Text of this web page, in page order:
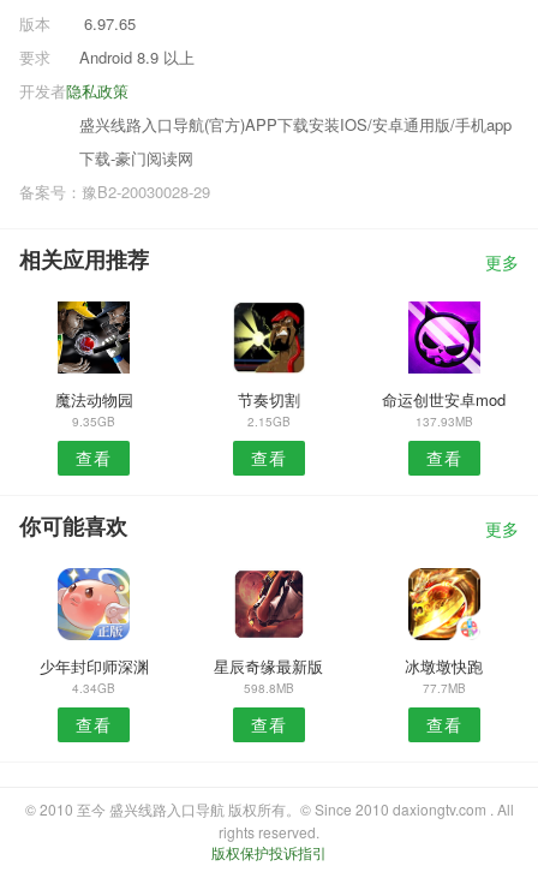
版本
6.97.65
要求
Android 8.9 以上
隐私政策
开发者
盛兴线路入口导航(官方)APP下载安装IOS/安卓通用版/手机app
下载-豪门阅读网
备案号：豫B2-20030028-29
相关应用推荐 更多
魔法动物园
9.35GB
查看
节奏切割
2.15GB
查看
命运创世安卓mod
137.93MB
查看
你可能喜欢 更多
少年封印师深渊
4.34GB
查看
星辰奇缘最新版
598.8MB
查看
冰墩墩快跑
77.7MB
查看
© 2010 至今 盛兴线路入口导航 版权所有。© Since 2010 daxiongtv.com . All
rights reserved.
版权保护投诉指引